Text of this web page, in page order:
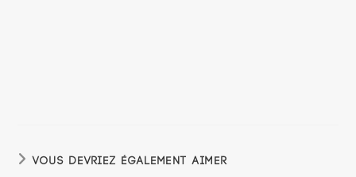
VOUS DEVRIEZ ÉGALEMENT AIMER